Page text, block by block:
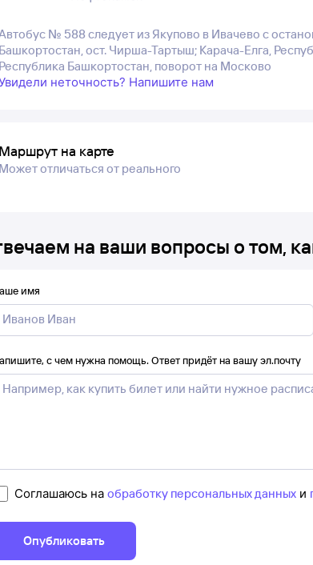
№ 588 следует из Якупово в Ивачево с
Башкортостан, ост. Чирша-Тартыш; Карача-Елга,
Республика Башкортостан, поворот на Москово
неточность? Напишите нам
Маршрут на карте
Может отличаться от реального
на ваши вопросы о том,
имя
с чем нужна помощь. Ответ придёт на вашу эл.почту
Соглашаюсь на обработку персональных данных и
Опубликовать